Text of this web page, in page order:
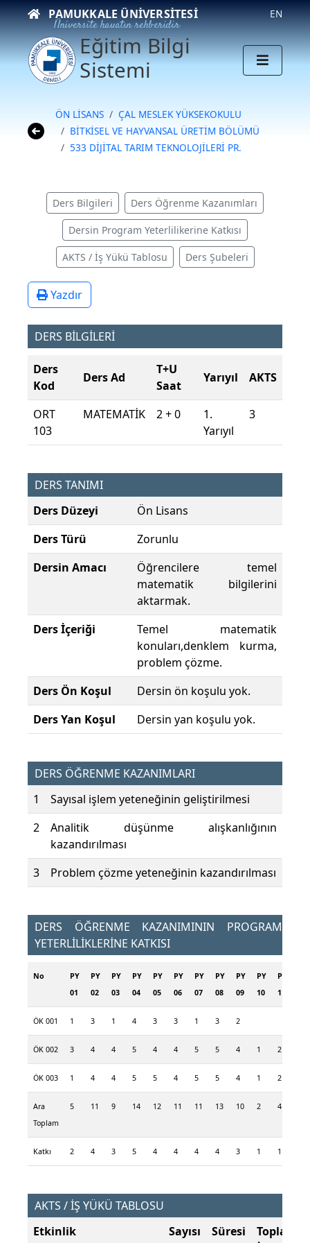
PAMUKKALE ÜNIVERSITESI
Üniversite hayatın rehberidir
EN
Eğitim Bilgi
Sistemi
ÖN LİSANS
ÇAL MESLEK YÜKSEKOKULU
BİTKİSEL VE HAYVANSAL ÜRETİM BÖLÜMÜ
533 DİJİTAL TARIM TEKNOLOJİLERİ PR.
Ders Bilgileri Ders Öğrenme Kazanımları
Dersin Program Yeterlilikerine Katkısı
AKTS / İş Yükü Tablosu Ders Şubeleri
Yazdır
DERS BİLGİLERİ
Ders
Kod
Ders Ad
T+U
Saat
Yarıyıl AKTS
ORT
103
MATEMATİK 2 + 0
1.
Yarıyıl
3
DERS TANIMI
Ders Düzeyi
Ön Lisans
Ders Türü
Zorunlu
Dersin Amacı
Öğrencilere temel
matematik bilgilerini
aktarmak.
Ders İçeriği
Temel matematik
konuları,denklem kurma,
problem çözme.
Ders Ön Koşul
Dersin ön koşulu yok.
Ders Yan Koşul
Dersin yan koşulu yok.
DERS ÖĞRENME KAZANIMLARI
1
Sayısal işlem yeteneğinin geliştirilmesi
2
Analitik düşünme alışkanlığının
kazandırılması
3
Problem çözme yeteneğinin kazandırılması
DERS ÖĞRENME KAZANIMININ PROGRAM
YETERLİLİKLERİNE KATKISI
No
PY
01
PY
02
PY
03
PY
04
PY
05
PY
06
PY
07
PY
08
PY
09
PY
10
PY
11
ÖK 001 1 3 1 4 3 3 1 3 2
ÖK 002 3 4 4 5 4 4 5 5 4 1 2
ÖK 003 1 4 4 5 5 4 5 5 4 1 2
Ara
Toplam
5 11 9 14 12 11 11 13 10 2 4
Katkı 2 4 3 5 4 4 4 4 3 1 1
AKTS / İŞ YÜKÜ TABLOSU
Etkinlik
Sayısı
Süresi
Toplam